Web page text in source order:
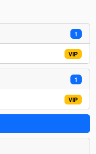
1
VIP
1
VIP